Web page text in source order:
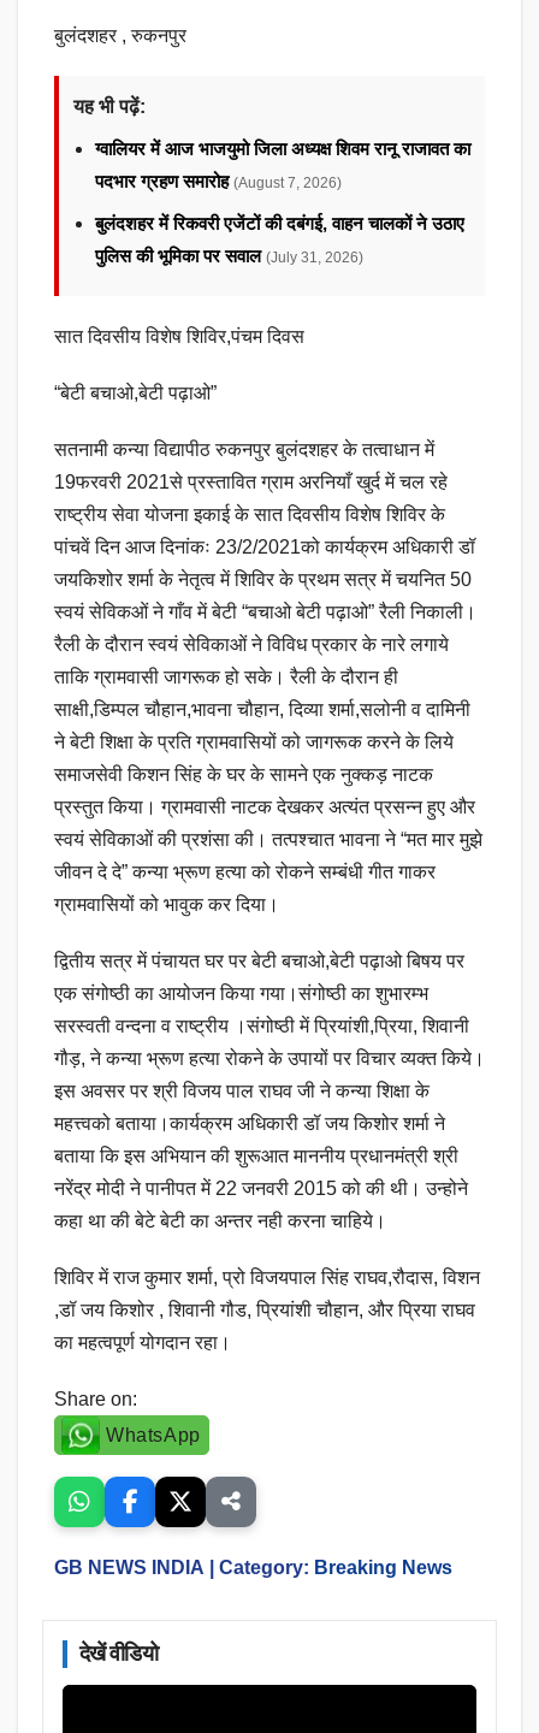
बुलंदशहर , रुकनपुर
यह भी पढ़ें:
ग्वालियर में आज भाजयुमो जिला अध्यक्ष शिवम रानू राजावत का
पदभार ग्रहण समारोह (August 7, 2026)
बुलंदशहर में रिकवरी एजेंटों की दबंगई, वाहन चालकों ने उठाए
पुलिस की भूमिका पर सवाल (July 31, 2026)
सात दिवसीय विशेष शिविर,पंचम दिवस
“बेटी बचाओ,बेटी पढ़ाओ”
सतनामी कन्या विद्यापीठ रुकनपुर बुलंदशहर के तत्वाधान में
19फरवरी 2021से प्रस्तावित ग्राम अरनियाँ खुर्द में चल रहे
राष्ट्रीय सेवा योजना इकाई के सात दिवसीय विशेष शिविर के
पांचवें दिन आज दिनांकः 23/2/2021को कार्यक्रम अधिकारी डॉ
जयकिशोर शर्मा के नेतृत्व में शिविर के प्रथम सत्र में चयनित 50
स्वयं सेविकओं ने गाँव में बेटी “बचाओ बेटी पढ़ाओ” रैली निकाली।
रैली के दौरान स्वयं सेविकाओं ने विविध प्रकार के नारे लगाये
ताकि ग्रामवासी जागरूक हो सके। रैली के दौरान ही
साक्षी,डिम्पल चौहान,भावना चौहान, दिव्या शर्मा,सलोनी व दामिनी
ने बेटी शिक्षा के प्रति ग्रामवासियों को जागरूक करने के लिये
समाजसेवी किशन सिंह के घर के सामने एक नुक्कड़ नाटक
प्रस्तुत किया। ग्रामवासी नाटक देखकर अत्यंत प्रसन्न हुए और
स्वयं सेविकाओं की प्रशंसा की। तत्पश्चात भावना ने “मत मार मुझे
जीवन दे दे” कन्या भ्रूण हत्या को रोकने सम्बंधी गीत गाकर
ग्रामवासियों को भावुक कर दिया।
द्वितीय सत्र में पंचायत घर पर बेटी बचाओ,बेटी पढ़ाओ बिषय पर
एक संगोष्ठी का आयोजन किया गया।संगोष्ठी का शुभारम्भ
सरस्वती वन्दना व राष्ट्रीय ।संगोष्ठी में प्रियांशी,प्रिया, शिवानी
गौड़, ने कन्या भ्रूण हत्या रोकने के उपायों पर विचार व्यक्त किये।
इस अवसर पर श्री विजय पाल राघव जी ने कन्या शिक्षा के
महत्त्वको बताया।कार्यक्रम अधिकारी डॉ जय किशोर शर्मा ने
बताया कि इस अभियान की शुरूआत माननीय प्रधानमंत्री श्री
नरेंद्र मोदी ने पानीपत में 22 जनवरी 2015 को की थी। उन्होने
कहा था की बेटे बेटी का अन्तर नही करना चाहिये।
शिविर में राज कुमार शर्मा, प्रो विजयपाल सिंह राघव,रौदास, विशन
,डॉ जय किशोर , शिवानी गौड, प्रियांशी चौहान, और प्रिया राघव
का महत्वपूर्ण योगदान रहा।
Share on:
WhatsApp
GB NEWS INDIA | Category: Breaking News
देखें वीडियो